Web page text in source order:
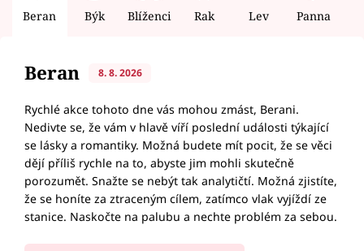
Beran Býk Blíženci Rak Lev Panna
Beran 8. 8. 2026
Rychlé akce tohoto dne vás mohou zmást, Berani.
Nedivte se, že vám v hlavě víří poslední události týkající
se lásky a romantiky. Možná budete mít pocit, že se věci
dějí příliš rychle na to, abyste jim mohli skutečně
porozumět. Snažte se nebýt tak analytičtí. Možná zjistíte,
že se honíte za ztraceným cílem, zatímco vlak vyjíždí ze
stanice. Naskočte na palubu a nechte problém za sebou.